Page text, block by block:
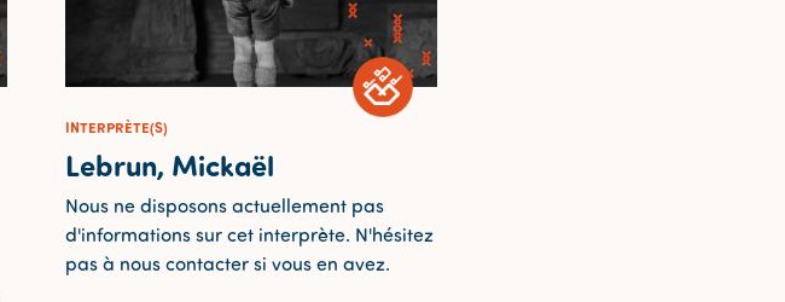
INTERPRÈTE(S)
Lebrun, Mickaël
Nous ne disposons actuellement pas
d'informations sur cet interprète. N'hésitez
pas à nous contacter si vous en avez.